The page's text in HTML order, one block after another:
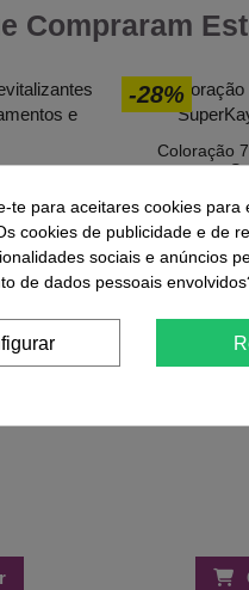
Compraram
-28%
Coloração
te para aceitares cookies
cookies de publicidade e de
sociais e anúncios
de dados pessoais